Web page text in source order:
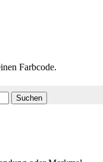
Farbcode.
Suchen